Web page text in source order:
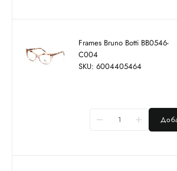
Frames Bruno Botti BB0546-
C004
SKU: 6004405464